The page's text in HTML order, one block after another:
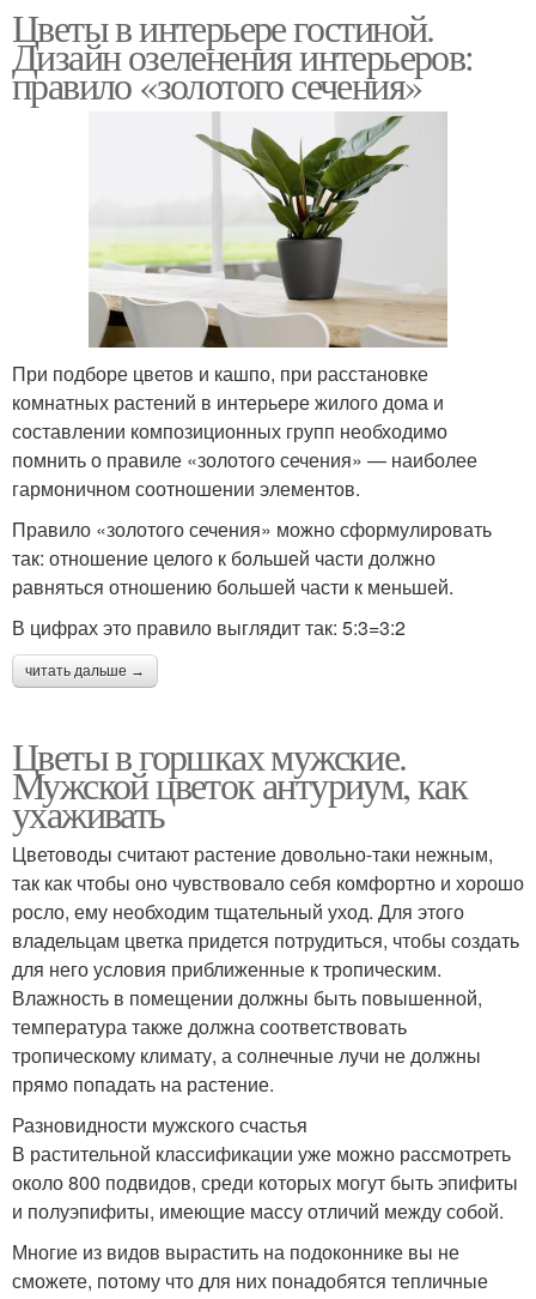
Цветы в интерьере гостиной.
Дизайн озеленения интерьеров:
правило «золотого сечения»
При подборе цветов и кашпо, при расстановке
комнатных растений в интерьере жилого дома и
составлении композиционных групп необходимо
помнить о правиле «золотого сечения» — наиболее
гармоничном соотношении элементов.
Правило «золотого сечения» можно сформулировать
так: отношение целого к большей части должно
равняться отношению большей части к меньшей.
В цифрах это правило выглядит так: 5:3=3:2
читать дальше →
Цветы в горшках мужские.
Мужской цветок антуриум, как
ухаживать
Цветоводы считают растение довольно-таки нежным,
так как чтобы оно чувствовало себя комфортно и хорошо
росло, ему необходим тщательный уход. Для этого
владельцам цветка придется потрудиться, чтобы создать
для него условия приближенные к тропическим.
Влажность в помещении должны быть повышенной,
температура также должна соответствовать
тропическому климату, а солнечные лучи не должны
прямо попадать на растение.
Разновидности мужского счастья
В растительной классификации уже можно рассмотреть
около 800 подвидов, среди которых могут быть эпифиты
и полуэпифиты, имеющие массу отличий между собой.
Многие из видов вырастить на подоконнике вы не
сможете, потому что для них понадобятся тепличные